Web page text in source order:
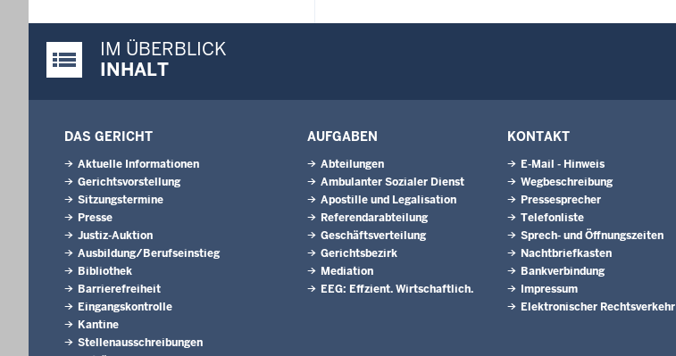
Justiz-Portal im Überblick:
IM ÜBERBLICK
INHALT
DAS GERICHT
Aktuelle Informationen
Gerichtsvorstellung
Sitzungstermine
Presse
Justiz-Auktion
Ausbildung/Berufseinstieg
Bibliothek
Barrierefreiheit
Eingangskontrolle
Kantine
Stellenausschreibungen
AUFGABEN
Abteilungen
Ambulanter Sozialer Dienst
Apostille und Legalisation
Referendarabteilung
Geschäftsverteilung
Gerichtsbezirk
Mediation
EEG: Effzient. Wirtschaftlich.
KONTAKT
E-Mail - Hinweis
Wegbeschreibung
Pressesprecher
Telefonliste
Sprech- und Öffnungszeiten
Nachtbriefkasten
Bankverbindung
Impressum
Elektronischer Rechtsverkehr